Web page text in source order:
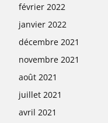
février 2022
janvier 2022
décembre 2021
novembre 2021
août 2021
juillet 2021
avril 2021